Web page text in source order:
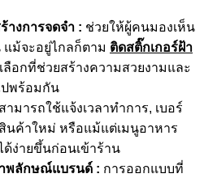
างการจดจำ : ช่วยให้ผู้คนมองเห็น
ม้จะอยู่ไกลก็ตาม ติดสติ๊กเกอร์ฝ้า
ลือกที่ช่วยสร้างความสวยงามและ
ปพร้อมกัน
สามารถใช้แจ้งเวลาทำการ, เบอร์
นค้าใหม่ หรือแม้แต่เมนูอาหาร
ง่ายขึ้นก่อนเข้าร้าน
พลักษณ์แบรนด์ : การออกแบบที่